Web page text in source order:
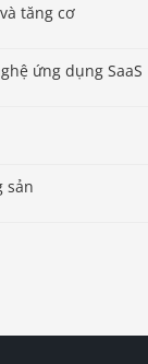
tăng cơ
ứng dụng SaaS
sản